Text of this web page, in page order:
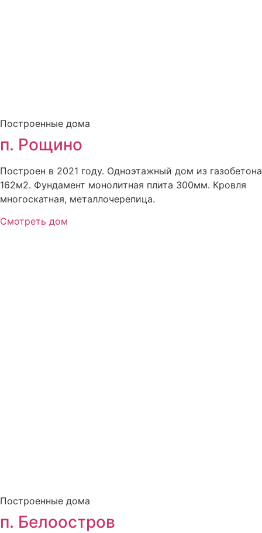
Построенные дома
п. Рощино
Построен в 2021 году. Одноэтажный дом из газобетона
162м2. Фундамент монолитная плита 300мм. Кровля
многоскатная, металлочерепица.
Смотреть дом
Построенные дома
п. Белоостров